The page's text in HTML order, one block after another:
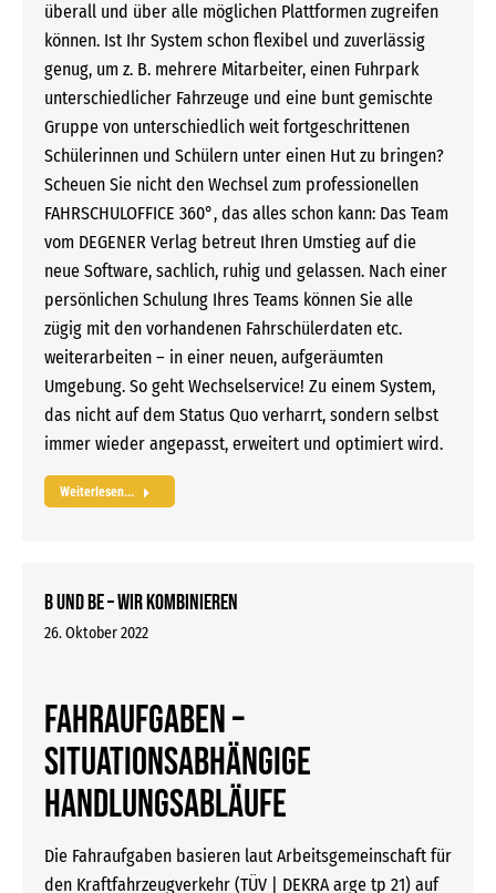
überall und über alle möglichen Plattformen zugreifen
können. Ist Ihr System schon flexibel und zuverlässig
genug, um z. B. mehrere Mitarbeiter, einen Fuhrpark
unterschiedlicher Fahrzeuge und eine bunt gemischte
Gruppe von unterschiedlich weit fortgeschrittenen
Schülerinnen und Schülern unter einen Hut zu bringen?
Scheuen Sie nicht den Wechsel zum professionellen
FAHRSCHULOFFICE 360°, das alles schon kann: Das Team
vom DEGENER Verlag betreut Ihren Umstieg auf die
neue Software, sachlich, ruhig und gelassen. Nach einer
persönlichen Schulung Ihres Teams können Sie alle
zügig mit den vorhandenen Fahrschülerdaten etc.
weiterarbeiten – in einer neuen, aufgeräumten
Umgebung. So geht Wechselservice! Zu einem System,
das nicht auf dem Status Quo verharrt, sondern selbst
immer wieder angepasst, erweitert und optimiert wird.
Weiterlesen...
B und BE – wir kombinieren
26. Oktober 2022
Fahraufgaben –
situationsabhängige
Handlungsabläufe
Die Fahraufgaben basieren laut Arbeitsgemeinschaft für
den Kraftfahrzeugverkehr (TÜV | DEKRA arge tp 21) auf